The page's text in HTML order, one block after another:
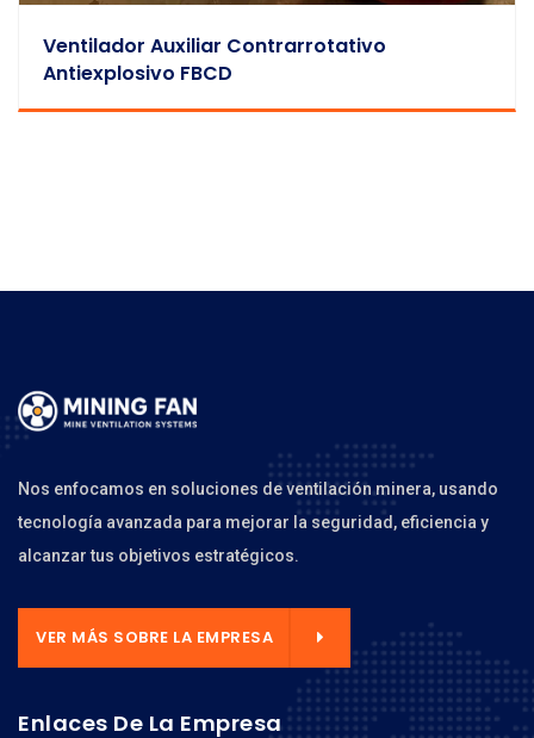
Ventilador Auxiliar Contrarrotativo
Antiexplosivo FBCD
Nos enfocamos en soluciones de ventilación minera, usando
tecnología avanzada para mejorar la seguridad, eficiencia y
alcanzar tus objetivos estratégicos.
VER MÁS SOBRE LA EMPRESA
Enlaces De La Empresa